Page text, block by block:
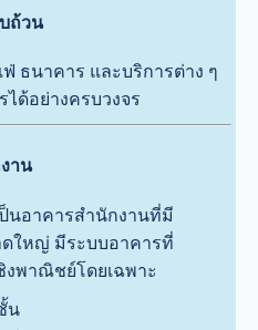
ถ้วน
ธนาคาร และบริการต่าง ๆ
ด้อย่างครบวงจร
าน
ป็นอาคารสำนักงานที่มี
ใหญ่ มีระบบอาคารที่
งพาณิชย์โดยเฉพาะ
น